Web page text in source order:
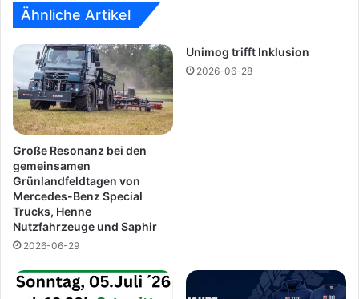
M
a
r
e
d
F
l
o
r
u
s
-
P
s
p
e
k
t
v
o
n
D
a
m
Ähnliche Artikel
Große Resonanz bei den
gemeinsamen
Grünlandfeldtagen von
Mercedes-Benz Special
Trucks, Henne
Nutzfahrzeuge und Saphir
2026-06-29
Unimog trifft Inklusion
2026-06-28